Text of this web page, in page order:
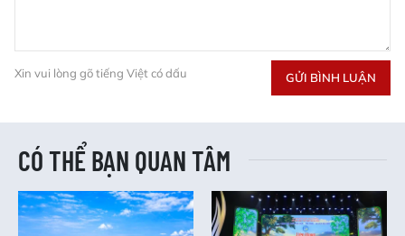
Xin vui lòng gõ tiếng Việt có dấu GỬI BÌNH LUẬN
CÓ THỂ BẠN QUAN TÂM